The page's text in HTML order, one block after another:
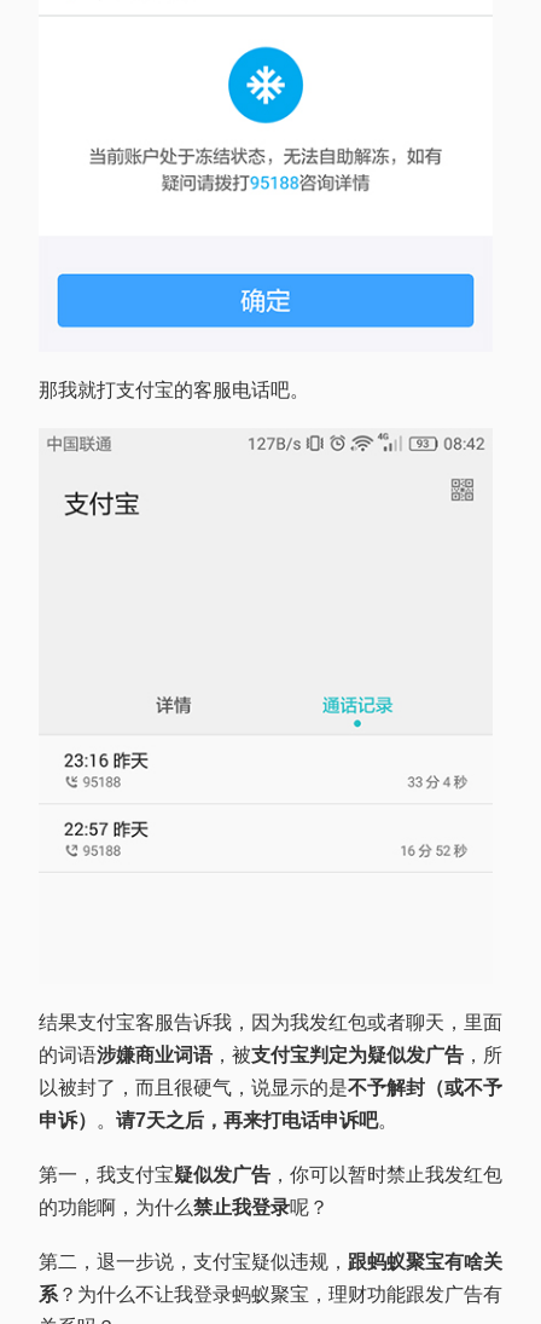
那我就打支付宝的客服电话吧。
结果支付宝客服告诉我，因为我发红包或者聊天，里面
的词语涉嫌商业词语，被支付宝判定为疑似发广告 ，所
以被封了，而且很硬气，说显示的是不予解封（或不予
申诉） 。 请7天之后，再来打电话申诉吧。
第一，我支付宝疑似发广告 ，你可以暂时禁止我发红包
的功能啊，为什么禁止我登录呢？
第二，退一步说，支付宝疑似违规， 跟蚂蚁聚宝有啥关
系？为什么不让我登录蚂蚁聚宝，理财功能跟发广告有